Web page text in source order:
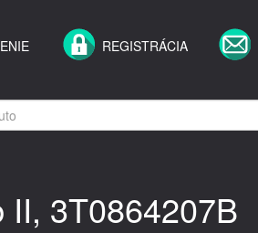
REGISTRÁCIA
II, 3T0864207B